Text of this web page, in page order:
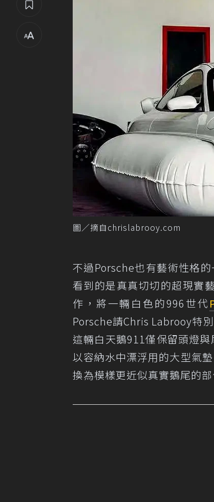
圖／摘自chrislabrooy.com
不過Porsche也有藝術性格
看到的是真真切切的超現實
作，將一輛白色的996世代
Porsche請Chris Labrooy特
這輛白天鵝911僅保留頭燈
以容納水中漂浮用的大型氣
換為模樣更近似真實鵝尾的部